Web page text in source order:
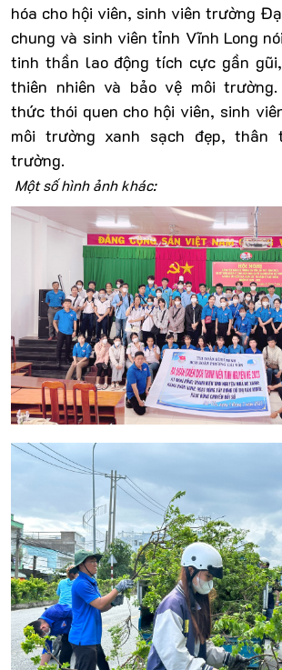
hóa cho hội viên, sinh viên trường
chung và sinh viên tỉnh Vĩnh Long
tinh thần lao động tích cực gần
thiên nhiên và bảo vệ môi
thức thói quen cho hội viên, sinh
môi trường xanh sạch đẹp, thân
trường.
Một số hình ảnh khác: